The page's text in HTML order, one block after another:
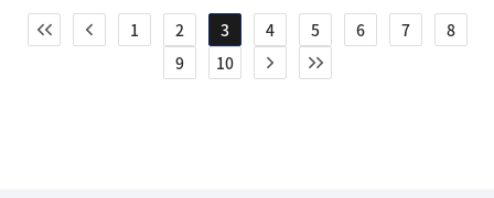
1 2 3 4 5 6 7
8
9
10